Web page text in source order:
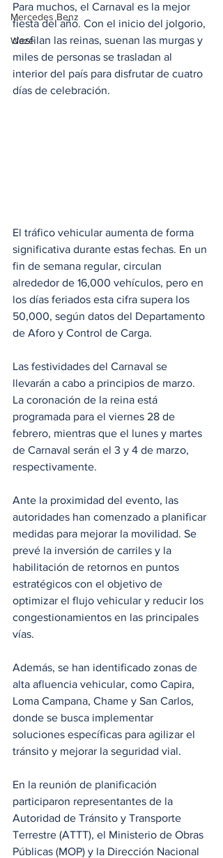
Mercedes Benz
Waze
Para muchos, el Carnaval es la mejor
fiesta del año. Con el inicio del jolgorio,
desfilan las reinas, suenan las murgas y
miles de personas se trasladan al
interior del país para disfrutar de cuatro
días de celebración.
El tráfico vehicular aumenta de forma
significativa durante estas fechas. En un
fin de semana regular, circulan
alrededor de 16,000 vehículos, pero en
los días feriados esta cifra supera los
50,000, según datos del Departamento
de Aforo y Control de Carga.
Las festividades del Carnaval se
llevarán a cabo a principios de marzo.
La coronación de la reina está
programada para el viernes 28 de
febrero, mientras que el lunes y martes
de Carnaval serán el 3 y 4 de marzo,
respectivamente.
Ante la proximidad del evento, las
autoridades han comenzado a planificar
medidas para mejorar la movilidad. Se
prevé la inversión de carriles y la
habilitación de retornos en puntos
estratégicos con el objetivo de
optimizar el flujo vehicular y reducir los
congestionamientos en las principales
vías.
Además, se han identificado zonas de
alta afluencia vehicular, como Capira,
Loma Campana, Chame y San Carlos,
donde se busca implementar
soluciones específicas para agilizar el
tránsito y mejorar la seguridad vial.
En la reunión de planificación
participaron representantes de la
Autoridad de Tránsito y Transporte
Terrestre (ATTT), el Ministerio de Obras
Públicas (MOP) y la Dirección Nacional